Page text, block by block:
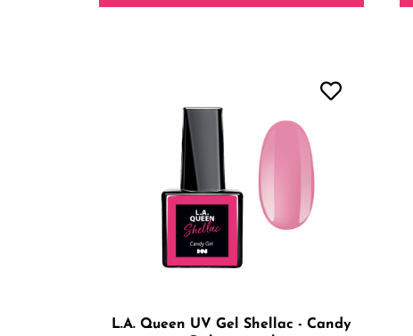
L.A. Queen UV Gel Shellac - Candy